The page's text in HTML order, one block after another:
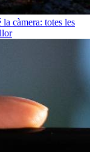
càmera: totes les